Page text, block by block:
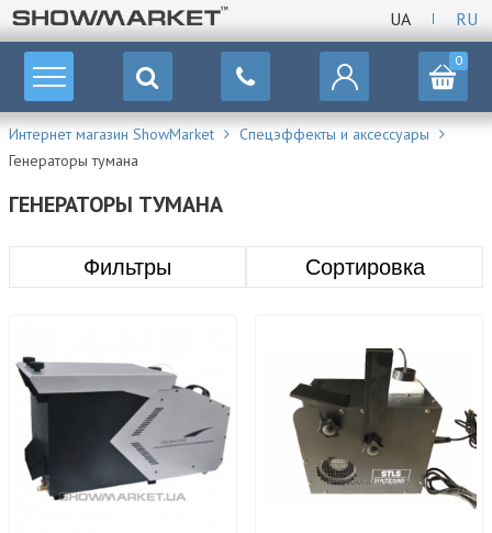
UA RU
0
Интернет магазин ShowMarket
Спецэффекты и аксессуары
Генераторы тумана
ГЕНЕРАТОРЫ ТУМАНА
Фильтры Сортировка